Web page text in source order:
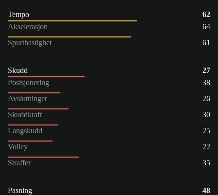
Tempo
62
Akselerasjon
64
Spurthastighet
61
Skudd
27
Posisjonering
38
Avslutninger
26
Skuddkraft
30
Langskudd
25
Volley
22
Straffer
35
Pasning
48